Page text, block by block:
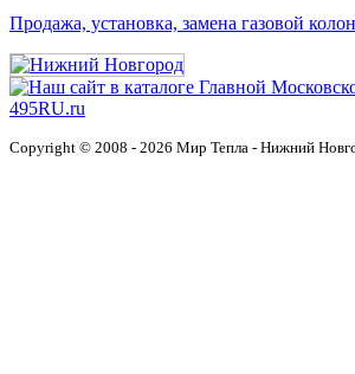
Продажа, установка, замена газовой
Copyright © 2008 - 2026 Мир Тепла - Нижний